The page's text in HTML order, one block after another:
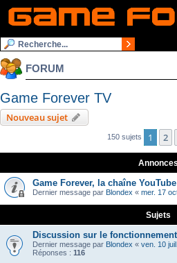
FORUM
Game Forever TV
Nouveau sujet
150 sujets 1 2
Annonces
Game Forever, la chaîne YouTube
Dernier message par Blondex « mer. 17
Sujets
Discussion sur le
Dernier message par Blondex « ven. 10
Réponses : 116